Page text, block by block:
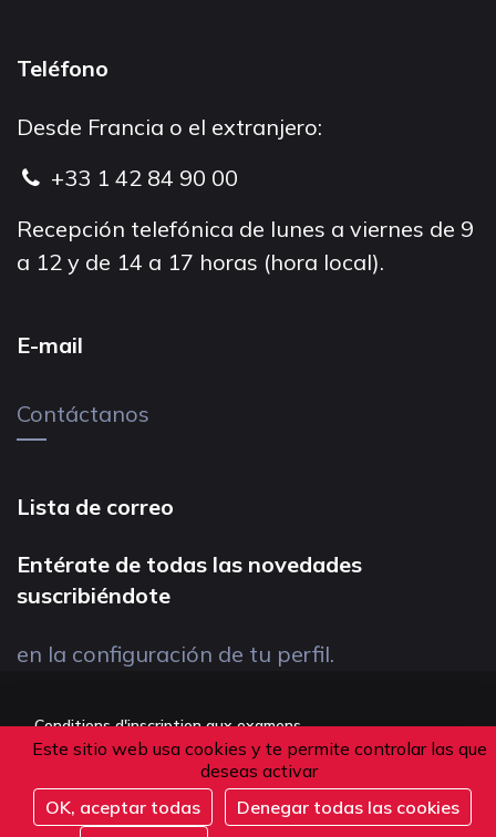
Este sitio web usa cookies y te permite controlar las que
deseas activar
OK, aceptar todas
Denegar todas las cookies
Teléfono
Desde Francia o el extranjero:
+33 1 42 84 90 00
Recepción telefónica de lunes a viernes de 9
a 12 y de 14 a 17 horas (hora local).
E-mail
Contáctanos
Lista de correo
Entérate de todas las novedades
suscribiéndote
en la configuración de tu perfil.
Conditions d'inscription aux examens
Politique de confidentialité
Conditions générales de vente
Suivez-nous